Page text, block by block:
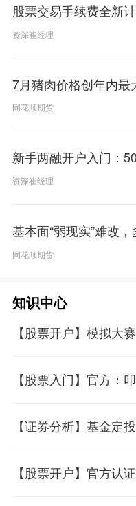
资深崔经理
同花顺期货
资深崔经理
基本面“弱现实”难改
同花顺期货
知识中心